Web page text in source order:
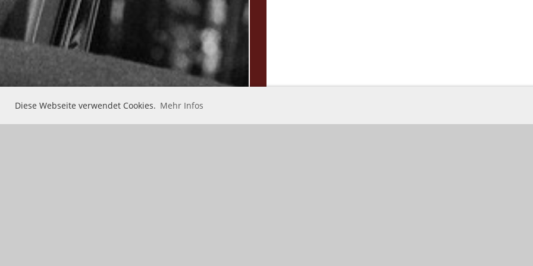
Diese Webseite verwendet Cookies. Mehr Infos